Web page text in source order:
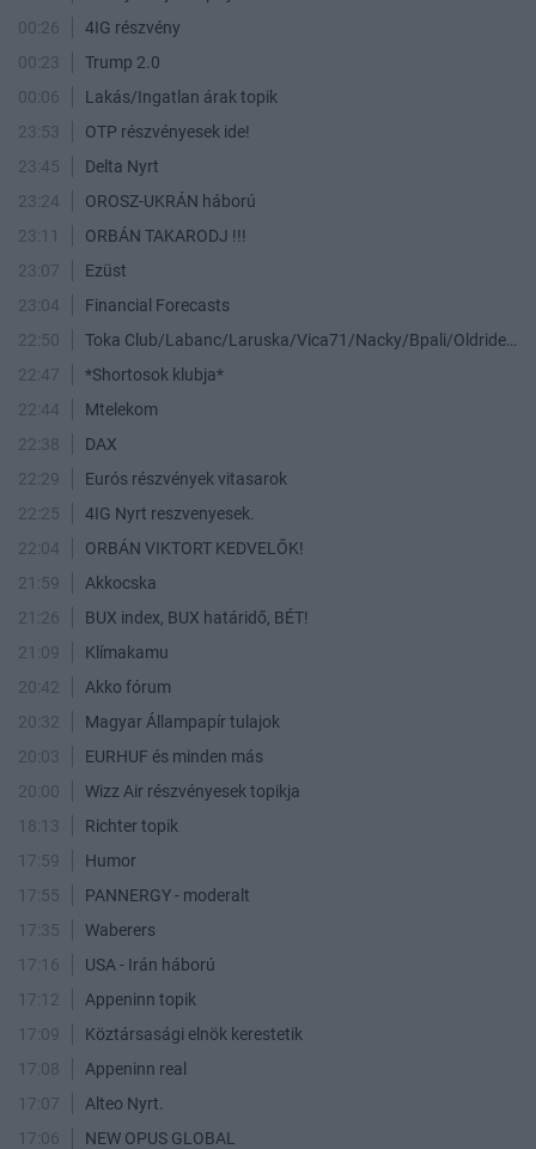
00:26
4IG részvény
00:23
Trump 2.0
00:06
Lakás/Ingatlan árak topik
23:53
OTP részvényesek ide!
23:45
Delta Nyrt
23:24
OROSZ-UKRÁN háború
23:11
ORBÁN TAKARODJ !!!
23:07
Ezüst
23:04
Financial Forecasts
22:50
22:47
*Shortosok klubja*
22:44
Mtelekom
22:38
DAX
22:29
Eurós részvények vitasarok
22:25
4IG Nyrt reszvenyesek.
22:04
ORBÁN VIKTORT KEDVELŐK!
21:59
Akkocska
21:26
BUX index, BUX határidő, BÉT!
21:09
Klímakamu
20:42
Akko fórum
20:32
Magyar Állampapír tulajok
20:03
EURHUF és minden más
20:00
Wizz Air részvényesek topikja
18:13
Richter topik
17:59
Humor
17:55
PANNERGY - moderalt
17:35
Waberers
17:16
USA - Irán háború
17:12
Appeninn topik
17:09
Köztársasági elnök kerestetik
17:08
Appeninn real
17:07
Alteo Nyrt.
17:06
NEW OPUS GLOBAL